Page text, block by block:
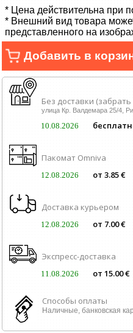
Смарт устройства
ТВ, Фото и
Автотовары
Renewd техника,
* Цена действительна при
* Внешний вид товара
представленного на
Добавить в
Без доставки
улица Кр. Валдемара 25/4,
10.08.2026
Пакомат Omniva
12.08.2026 от 3.85 €
Доставка курьером
12.08.2026 от 7.00 €
Экспресс-доставка
11.08.2026 от 15.00 €
Способы оплаты
Наличные, банковская